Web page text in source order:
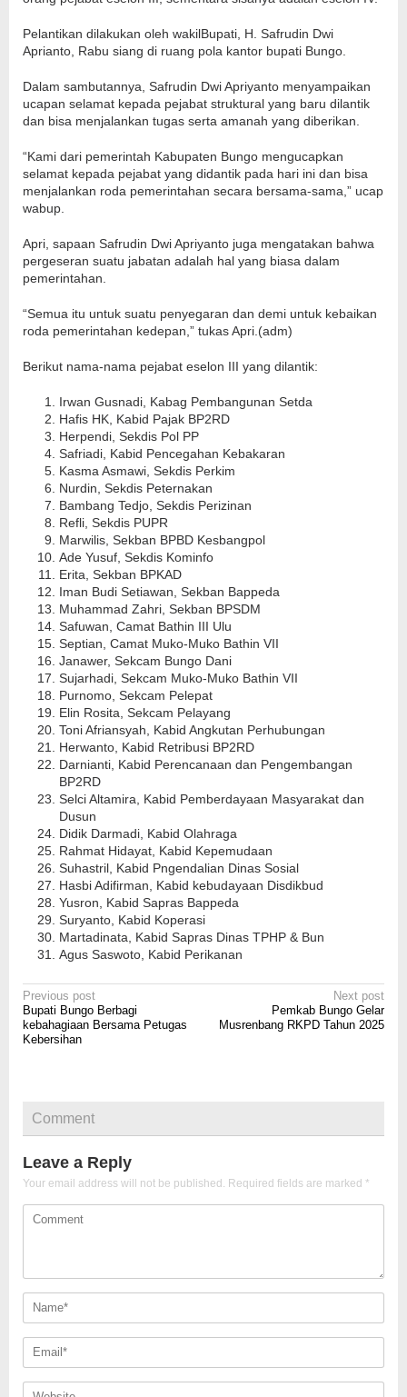
Pelantikan dilakukan oleh wakilBupati, H. Safrudin Dwi
Aprianto, Rabu siang di ruang pola kantor bupati Bungo.
Dalam sambutannya, Safrudin Dwi Apriyanto menyampaikan
ucapan selamat kepada pejabat struktural yang baru dilantik
dan bisa menjalankan tugas serta amanah yang diberikan.
“Kami dari pemerintah Kabupaten Bungo mengucapkan
selamat kepada pejabat yang didantik pada hari ini dan bisa
menjalankan roda pemerintahan secara bersama-sama,” ucap
wabup.
Apri, sapaan Safrudin Dwi Apriyanto juga mengatakan bahwa
pergeseran suatu jabatan adalah hal yang biasa dalam
pemerintahan.
“Semua itu untuk suatu penyegaran dan demi untuk kebaikan
roda pemerintahan kedepan,” tukas Apri.(adm)
Berikut nama-nama pejabat eselon III yang dilantik:
Irwan Gusnadi, Kabag Pembangunan Setda
Hafis HK, Kabid Pajak BP2RD
Herpendi, Sekdis Pol PP
Safriadi, Kabid Pencegahan Kebakaran
Kasma Asmawi, Sekdis Perkim
Nurdin, Sekdis Peternakan
Bambang Tedjo, Sekdis Perizinan
Refli, Sekdis PUPR
Marwilis, Sekban BPBD Kesbangpol
Ade Yusuf, Sekdis Kominfo
Erita, Sekban BPKAD
Iman Budi Setiawan, Sekban Bappeda
Muhammad Zahri, Sekban BPSDM
Safuwan, Camat Bathin III Ulu
Septian, Camat Muko-Muko Bathin VII
Janawer, Sekcam Bungo Dani
Sujarhadi, Sekcam Muko-Muko Bathin VII
Purnomo, Sekcam Pelepat
Elin Rosita, Sekcam Pelayang
Toni Afriansyah, Kabid Angkutan Perhubungan
Herwanto, Kabid Retribusi BP2RD
Darnianti, Kabid Perencanaan dan Pengembangan
BP2RD
Selci Altamira, Kabid Pemberdayaan Masyarakat dan
Dusun
Didik Darmadi, Kabid Olahraga
Rahmat Hidayat, Kabid Kepemudaan
Suhastril, Kabid Pngendalian Dinas Sosial
Hasbi Adifirman, Kabid kebudayaan Disdikbud
Yusron, Kabid Sapras Bappeda
Suryanto, Kabid Koperasi
Martadinata, Kabid Sapras Dinas TPHP & Bun
Agus Saswoto, Kabid Perikanan
Post
navigation
Previous post
Bupati Bungo Berbagi
kebahagiaan Bersama Petugas
Kebersihan
Next post
Pemkab Bungo Gelar
Musrenbang RKPD Tahun 2025
Comment
Leave a Reply
Your email address will not be published. Required fields are marked *